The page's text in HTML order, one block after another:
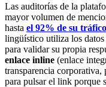
Las auditorías de la
mayor volumen de
hasta el 92% de su
lingüístico utiliza los datos
para validar su propia
enlace inline (enlace
transparencia corporativa,
para pulsar el link porque